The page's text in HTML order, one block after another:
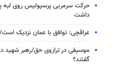
حرکت سرمربی پرسپولیس روی لبه
داشت
عراقچی: توافق با عمان نزدیک است/ تکذیب سهم ۱۱
موسیقی در ترازوی حق/رهبر شهید
گفتند؟